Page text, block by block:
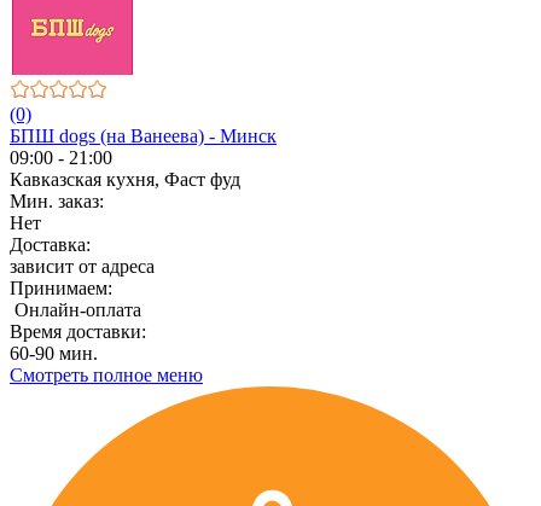
(0)
БПШ dogs (на Ванеева) - Минск
09:00 - 21:00
Кавказская кухня, Фаст фуд
Мин. заказ:
Нет
Доставка:
зависит от адреса
Принимаем:
Онлайн-оплата
Время доставки:
60-90 мин.
Смотреть полное меню